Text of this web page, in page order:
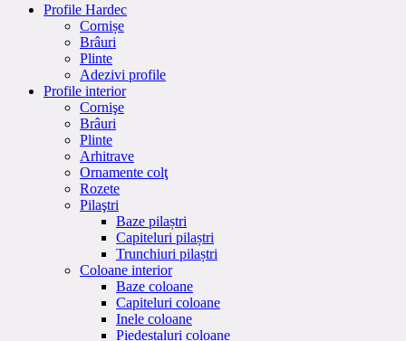
Profile Hardec
Cornișe
Brâuri
Plinte
Adezivi profile
Profile interior
Cornişe
Brâuri
Plinte
Arhitrave
Ornamente colţ
Rozete
Pilaştri
Baze pilaștri
Capiteluri pilaștri
Trunchiuri pilaștri
Coloane interior
Baze coloane
Capiteluri coloane
Inele coloane
Piedestaluri coloane